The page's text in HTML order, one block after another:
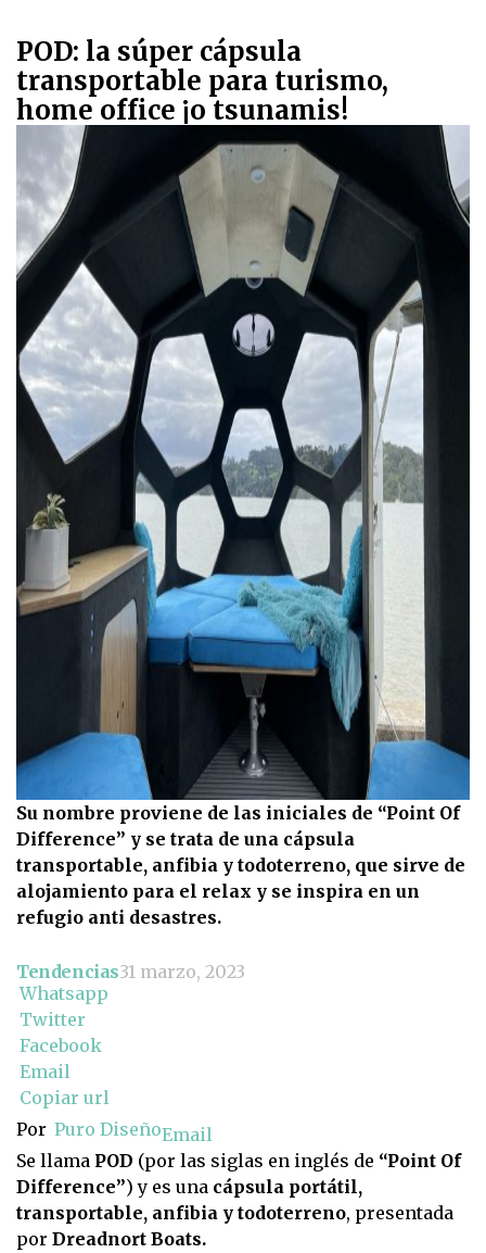
POD: la súper cápsula
transportable para turismo,
home office ¡o tsunamis!
Su nombre proviene de las iniciales de “Point Of
Difference” y se trata de una cápsula
transportable, anfibia y todoterreno, que sirve de
alojamiento para el relax y se inspira en un
refugio anti desastres.
Tendencias31 marzo, 2023
Whatsapp
Twitter
Facebook
Email
Copiar url
Por Puro DiseñoEmail
Se llama POD (por las siglas en inglés de “Point Of
Difference”) y es una cápsula portátil,
transportable, anfibia y todoterreno, presentada
por Dreadnort Boats.